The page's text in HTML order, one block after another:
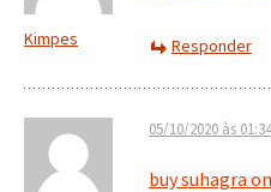
Kimpes Responder
05/10/2020 às 01:34
buy suhagra